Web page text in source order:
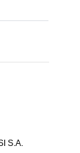
S.A.